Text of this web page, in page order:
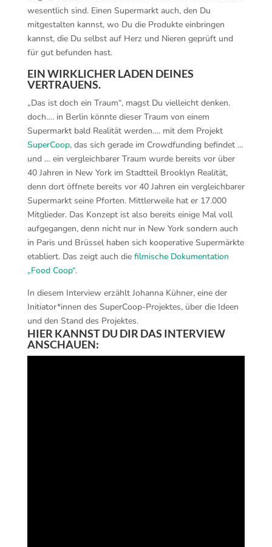
wesentlich sind. Einen Supermarkt auch, den Du
mitgestalten kannst, wo Du die Produkte einbringen
kannst, die Du selbst auf Herz und Nieren geprüft und
für gut befunden hast.
EIN WIRKLICHER LADEN DEINES
VERTRAUENS.
„Das ist doch ein Traum“, magst Du vielleicht denken.
doch…. in Berlin könnte dieser Traum von einem
Supermarkt bald Realität werden…. mit dem Projekt
SuperCoop, das sich gerade im Crowdfunding befindet …
und … ein vergleichbarer Traum wurde bereits vor über
40 Jahren in New York im Stadtteil Brooklyn Realität,
denn dort öffnete bereits vor 40 Jahren ein vergleichbarer
Supermarkt seine Pforten. Mittlerweile hat er 17.000
Mitglieder. Das Konzept ist also bereits einige Mal voll
aufgegangen, denn nicht nur in New York sondern auch
in Paris und Brüssel haben sich kooperative Supermärkte
etabliert. Das zeigt auch die filmische Dokumentation
„Food Coop“.
In diesem Interview erzählt Johanna Kühner, eine der
Initiator*innen des SuperCoop-Projektes, über die Ideen
und den Stand des Projektes.
HIER KANNST DU DIR DAS INTERVIEW
ANSCHAUEN: